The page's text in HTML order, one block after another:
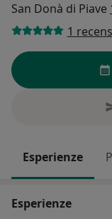
San Donà di Piave
1
Esperienze
Esperienze